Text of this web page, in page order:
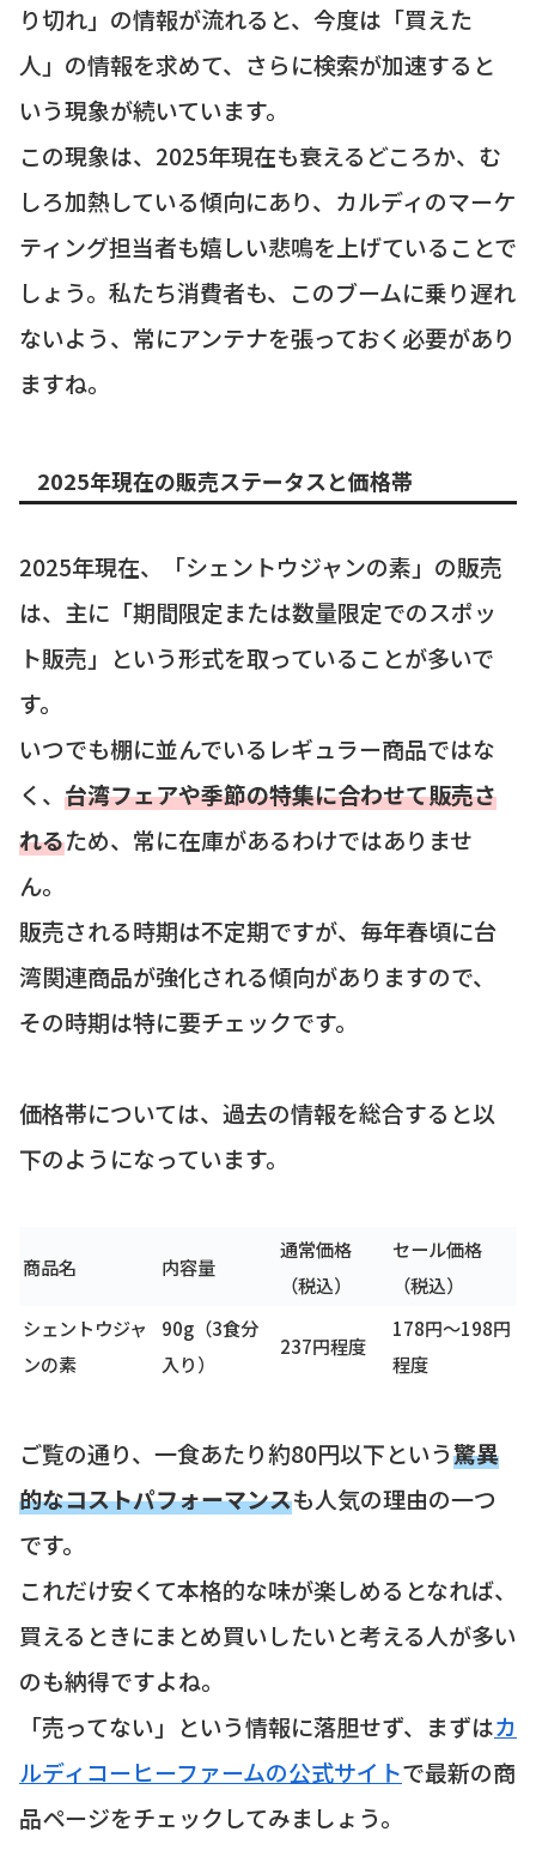
り切れ」の情報が流れると、今度は「買えた
人」の情報を求めて、さらに検索が加速すると
いう現象が続いています。
この現象は、2025年現在も衰えるどころか、む
しろ加熱している傾向にあり、カルディのマーケ
ティング担当者も嬉しい悲鳴を上げていることで
しょう。私たち消費者も、このブームに乗り遅れ
ないよう、常にアンテナを張っておく必要があり
ますね。
2025年現在の販売ステータスと価格帯
2025年現在、「シェントウジャンの素」の販売
は、主に「期間限定または数量限定でのスポッ
ト販売」という形式を取っていることが多いで
す。
いつでも棚に並んでいるレギュラー商品ではな
く、 台湾フェアや季節の特集に合わせて販売さ
れるため、常に在庫があるわけではありませ
ん。
販売される時期は不定期ですが、毎年春頃に台
湾関連商品が強化される傾向がありますので、
その時期は特に要チェックです。
価格帯については、過去の情報を総合すると以
下のようになっています。
商品名 内容量
通常価格
（税込）
セール価格
（税込）
シェントウジャ
ンの素
90g（3食分
入り）
237円程度
178円〜198円
程度
ご覧の通り、一食あたり約80円以下という驚異
的なコストパフォーマンスも人気の理由の一つ
です。
これだけ安くて本格的な味が楽しめるとなれば、
買えるときにまとめ買いしたいと考える人が多い
のも納得ですよね。
「売ってない」という情報に落胆せず、まずはカ
ルディコーヒーファームの公式サイトで最新の商
品ページをチェックしてみましょう。